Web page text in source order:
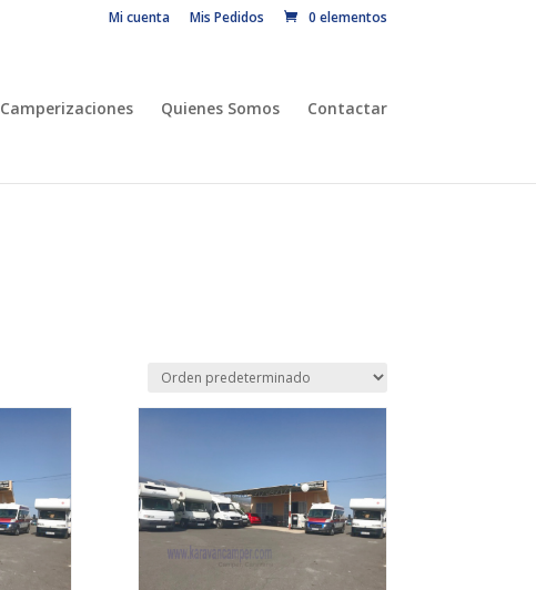
Mi cuenta Mis Pedidos 0 elementos
Camperizaciones Quienes Somos Contactar